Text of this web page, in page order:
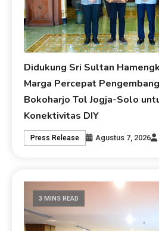
Didukung Sri Sultan
Marga Percepat
Bokoharjo Tol Jogja-Solo
Konektivitas DIY
Press Release Agustus 7, 2026
3 MINS READ